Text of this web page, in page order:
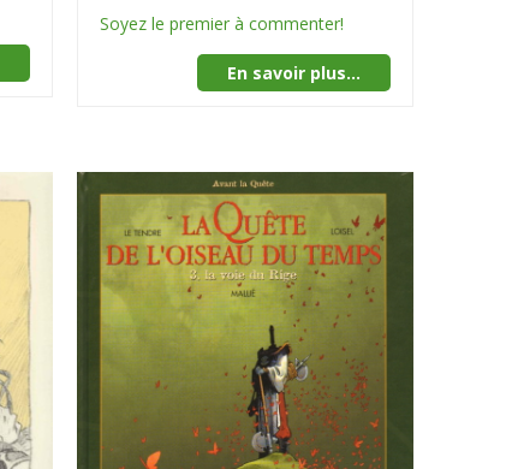
Soyez le premier à commenter!
En savoir plus...